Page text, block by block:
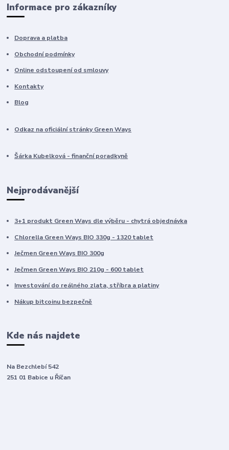
Informace pro zákazníky
Doprava a platba
Obchodní podmínky
Online odstoupení od smlouvy
Kontakty
Blog
Odkaz na oficiální stránky Green Ways
Šárka Kubelková - finanční poradkyně
Nejprodávanější
3+1 produkt Green Ways dle výběru - chytrá objednávka
Chlorella Green Ways BIO 330g - 1320 tablet
Ječmen Green Ways BIO 300g
Ječmen Green Ways BIO 210g - 600 tablet
Investování do reálného zlata, stříbra a platiny
Nákup bitcoinu bezpečně
Kde nás najdete
Na Bezchlebí 542
251 01 Babice u Říčan